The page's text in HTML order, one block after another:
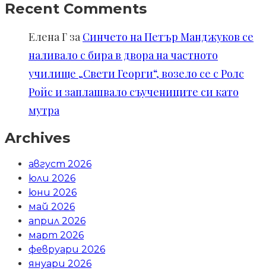
Recent Comments
Елена Г за Синчето на Петър Манджуков се
наливало с бира в двора на частното
училище „Свети Георги“, возело се с Ролс
Ройс и заплашвало съучениците си като
мутра
Archives
август 2026
юли 2026
юни 2026
май 2026
април 2026
март 2026
февруари 2026
януари 2026